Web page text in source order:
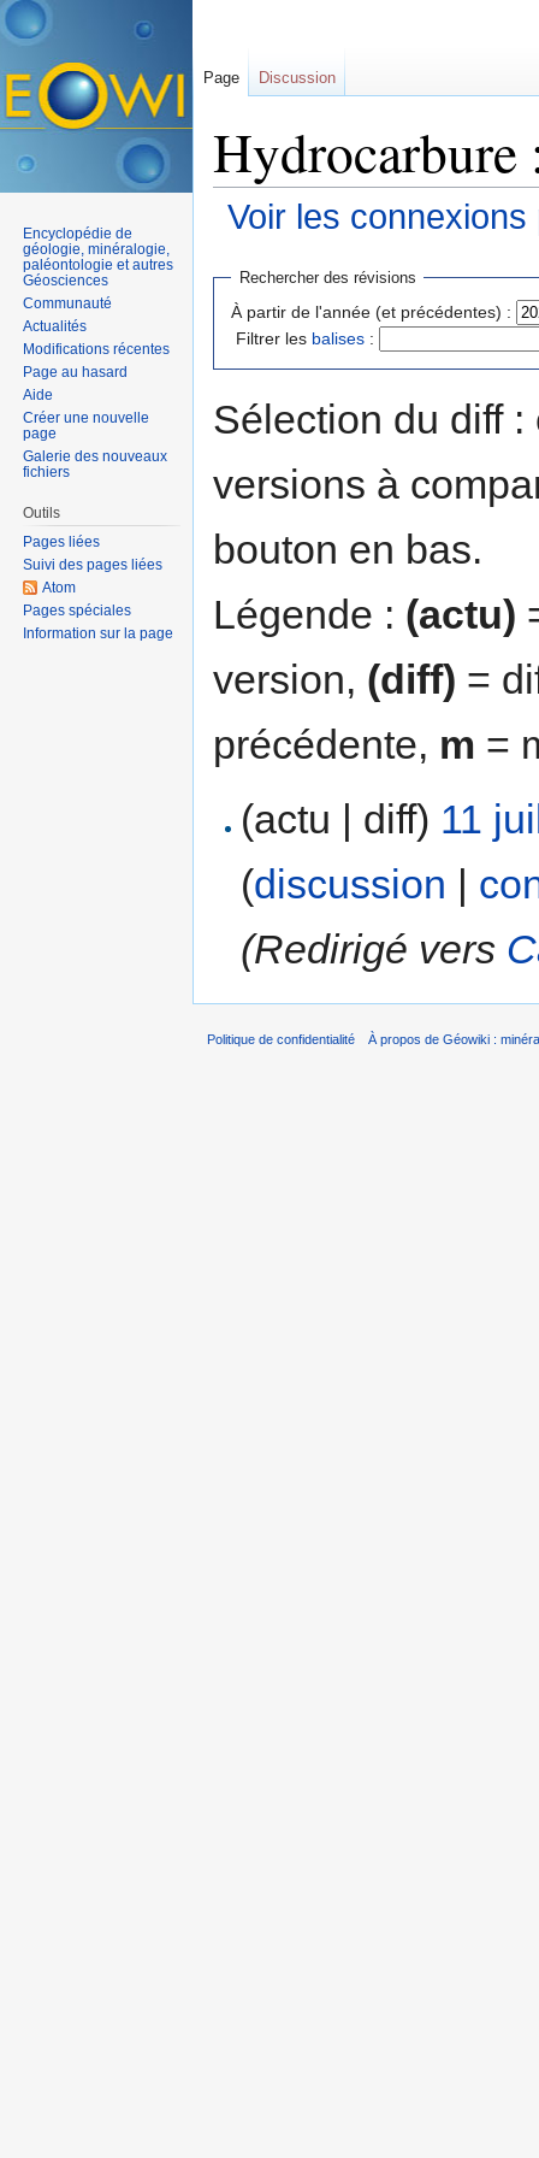
Hydrocarbure
Voir les
Rechercher des révisions
À partir de l'année (et précédentes) :
Filtrer les balises :
Sélection du diff
versions à
bouton en bas.
Légende : (actu)
version, (diff) =
précédente, m =
(actu | diff) 11
(discussion |
(Redirigé vers
Page Discussion
Encyclopédie de
géologie, minéralogie,
paléontologie et autres
Géosciences
Communauté
Actualités
Modifications récentes
Page au hasard
Aide
Créer une nouvelle
page
Galerie des nouveaux
fichiers
Outils
Pages liées
Suivi des pages liées
Atom
Pages spéciales
Information sur la page
Politique de confidentialité À propos de Géowiki :